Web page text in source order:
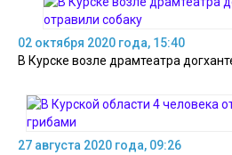
02 октября 2020 года, 15:40
В Курске возле драмтеатра
27 августа 2020 года, 09:26